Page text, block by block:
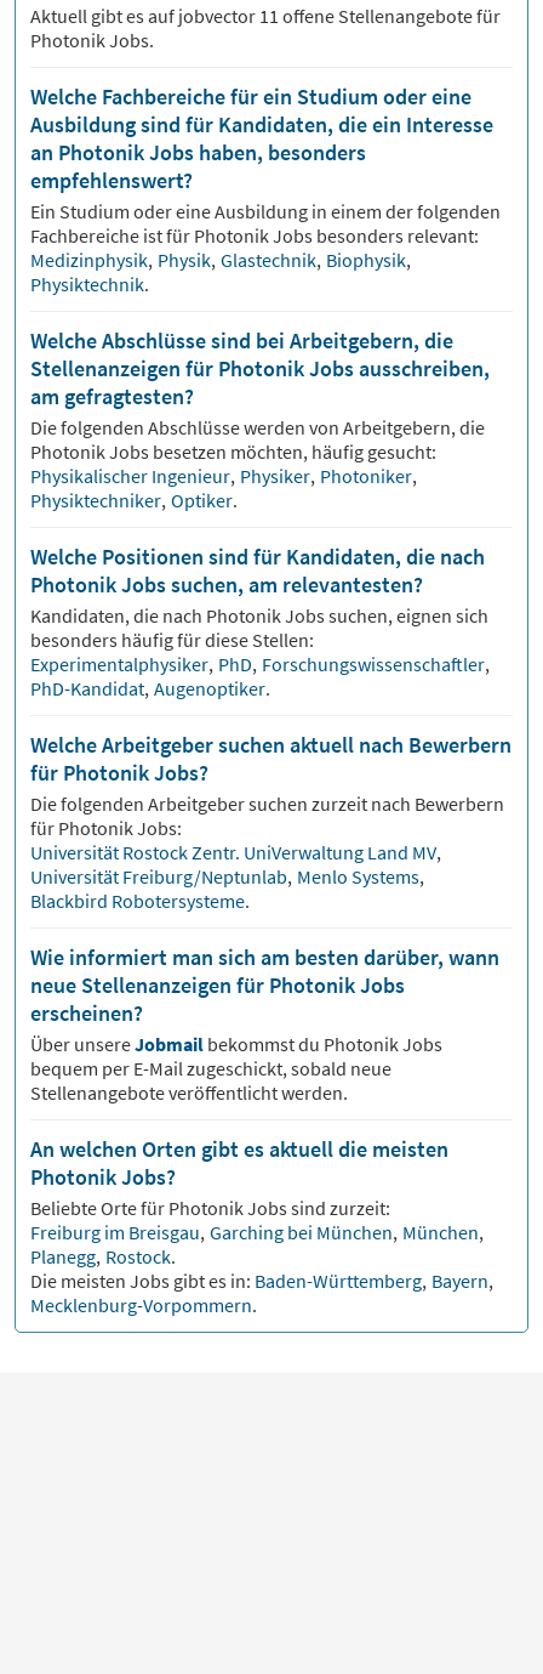
Aktuell gibt es auf jobvector 11 offene Stellenangebote für
Photonik Jobs.
Welche Fachbereiche für ein Studium oder eine
Ausbildung sind für Kandidaten, die ein Interesse
an Photonik Jobs haben, besonders
empfehlenswert?
Ein Studium oder eine Ausbildung in einem der folgenden
Fachbereiche ist für Photonik Jobs besonders relevant:
Medizinphysik, Physik, Glastechnik, Biophysik,
Physiktechnik.
Welche Abschlüsse sind bei Arbeitgebern, die
Stellenanzeigen für Photonik Jobs ausschreiben,
am gefragtesten?
Die folgenden Abschlüsse werden von Arbeitgebern, die
Photonik Jobs besetzen möchten, häufig gesucht:
Physikalischer Ingenieur, Physiker, Photoniker,
Physiktechniker, Optiker.
Welche Positionen sind für Kandidaten, die nach
Photonik Jobs suchen, am relevantesten?
Kandidaten, die nach Photonik Jobs suchen, eignen sich
besonders häufig für diese Stellen:
Experimentalphysiker, PhD, Forschungswissenschaftler,
PhD-Kandidat, Augenoptiker.
Welche Arbeitgeber suchen aktuell nach Bewerbern
für Photonik Jobs?
Die folgenden Arbeitgeber suchen zurzeit nach Bewerbern
für Photonik Jobs:
Universität Rostock Zentr. UniVerwaltung Land MV,
Universität Freiburg/Neptunlab, Menlo Systems,
Blackbird Robotersysteme.
Wie informiert man sich am besten darüber, wann
neue Stellenanzeigen für Photonik Jobs
erscheinen?
Über unsereJobmail bekommst du Photonik Jobs
bequem per E-Mail zugeschickt, sobald neue
Stellenangebote veröffentlicht werden.
An welchen Orten gibt es aktuell die meisten
Photonik Jobs?
Beliebte Orte für Photonik Jobs sind zurzeit:
Freiburg im Breisgau, Garching bei München, München,
Planegg, Rostock.
Die meisten Jobs gibt es in: Baden-Württemberg, Bayern,
Mecklenburg-Vorpommern.